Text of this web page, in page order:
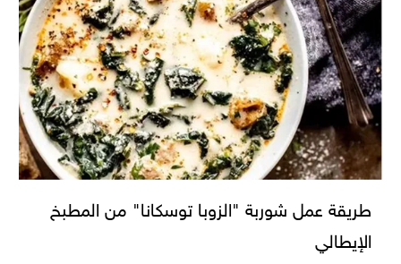
طريقة عمل شوربة "الزوبا توسكانا" من المطبخ
الإيطالي